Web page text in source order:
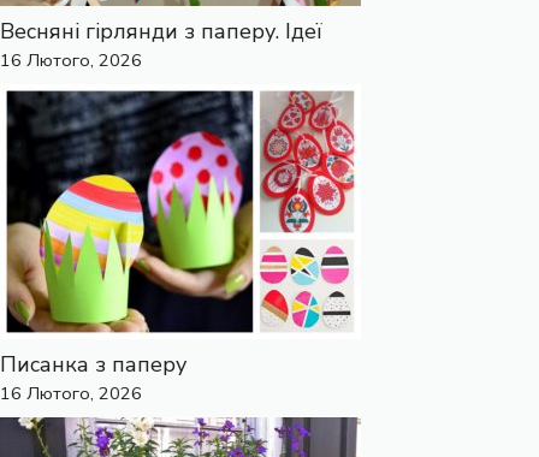
Весняні гірлянди з паперу. Ідеї
16 Лютого, 2026
Писанка з паперу
16 Лютого, 2026